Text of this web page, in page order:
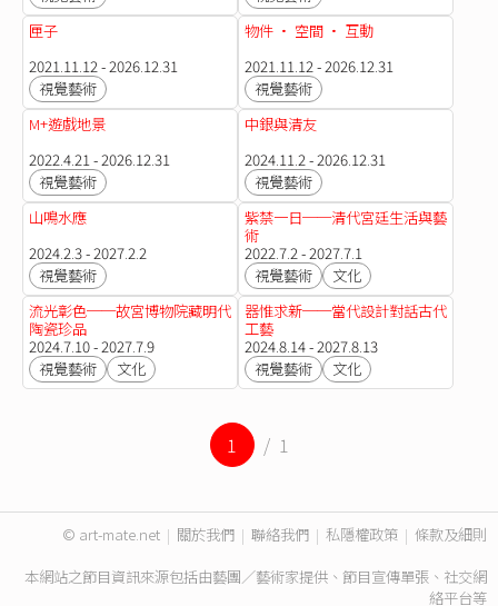
匣子
2021.11.12 - 2026.12.31
視覺藝術
物件 · 空間 · 互動
2021.11.12 - 2026.12.31
視覺藝術
M+遊戲地景
2022.4.21 - 2026.12.31
視覺藝術
中銀與清友
2024.11.2 - 2026.12.31
視覺藝術
山鳴水應
2024.2.3 - 2027.2.2
視覺藝術
紫禁一日──清代宮廷生活與藝
術
2022.7.2 - 2027.7.1
視覺藝術
文化
流光彰色──故宮博物院藏明代
陶瓷珍品
2024.7.10 - 2027.7.9
視覺藝術
文化
器惟求新──當代設計對話古代
工藝
2024.8.14 - 2027.8.13
視覺藝術
文化
1 / 1
© art-mate.net | 關於我們 | 聯絡我們 | 私隱權政策 | 條款及細則
本網站之節目資訊來源包括由藝團／藝術家提供、節目宣傳單張、社交網
絡平台等